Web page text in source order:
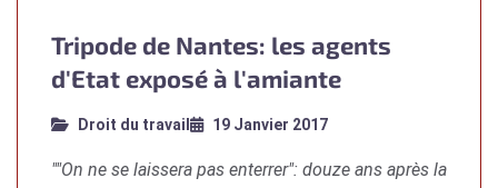
Tripode de Nantes: les agents
d'Etat exposé à l'amiante
Droit du travail 19 Janvier 2017
""On ne se laissera pas enterrer": douze ans après la